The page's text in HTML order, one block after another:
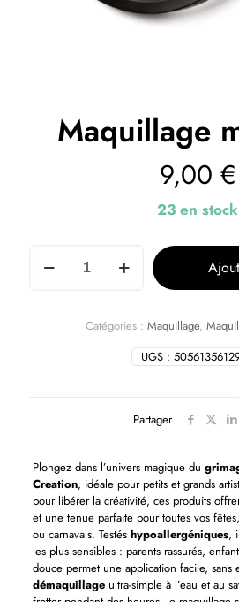
Maquillage
9,00 €
23 en stock
UGS :
Catégories : Maquillage,
Partager
Plongez dans l’univers magique du
Creation, idéale pour petits et grands
pour libérer la créativité, ces produits
et une tenue parfaite pour toutes vos
ou carnavals. Testés hypoallergéniques,
les plus sensibles : parents rassurés,
douce permet une application facile, sans
démaquillageultra-simple à l’eau et au